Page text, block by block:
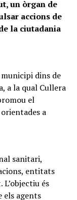
un òrgan de
accions de
la ciutadania
dins de
a la qual Cullera
el
a
sanitari,
entitats
és
els agents